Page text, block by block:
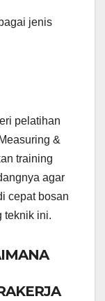
jenis
pelatihan
&
training
agar
cepat bosan
teknik ini.